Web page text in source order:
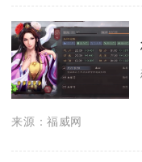
来源：福威网